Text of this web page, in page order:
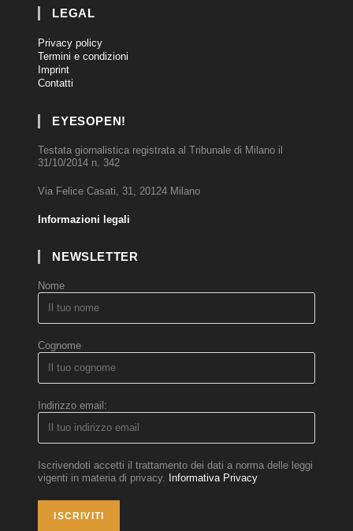
LEGAL
Privacy policy
Termini e condizioni
Imprint
Contatti
EYESOPEN!
Testata giornalistica registrata al Tribunale di Milano il
31/10/2014 n. 342
Via Felice Casati, 31, 20124 Milano
Informazioni legali
NEWSLETTER
Nome
Cognome
Indirizzo email:
Iscrivendoti accetti il trattamento dei dati a norma delle leggi
vigenti in materia di privacy. Informativa Privacy